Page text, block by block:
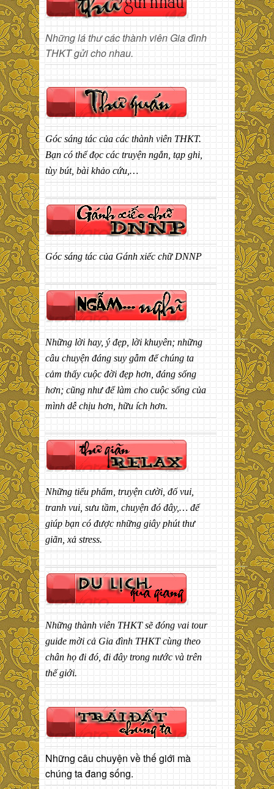
Những lá thư các thành viên Gia đình
THKT gửi cho nhau.
Góc sáng tác của các thành viên THKT.
Bạn có thể đọc các truyện ngắn, tạp ghi,
tùy bút, bài khảo cứu,…
Góc sáng tác của Gánh xiếc chữ DNNP
Những lời hay, ý đẹp, lời khuyên; những
câu chuyện đáng suy gẫm để chúng ta
cảm thấy cuộc đời đẹp hơn, đáng sống
hơn; cũng như để làm cho cuộc sống của
mình dễ chịu hơn, hữu ích hơn.
Những tiểu phẩm, truyện cười, đố vui,
tranh vui, sưu tầm, chuyện đó đây,… để
giúp bạn có được những giây phút thư
giãn, xả stress.
Những thành viên THKT sẽ đóng vai tour
guide mời cả Gia đình THKT cùng theo
chân họ đi đó, đi đây trong nước và trên
thế giới.
Những câu chuyện về thế giới mà
chúng ta đang sống.